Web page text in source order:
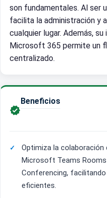
son fundamentales. Al ser
facilita la administración y
cualquier lugar. Además,
Microsoft 365 permite un
centralizado.

Beneficios
Optimiza la colaboración
Microsoft Teams
Conferencing,
eficientes.